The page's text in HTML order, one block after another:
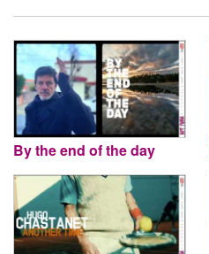
By the end of the day